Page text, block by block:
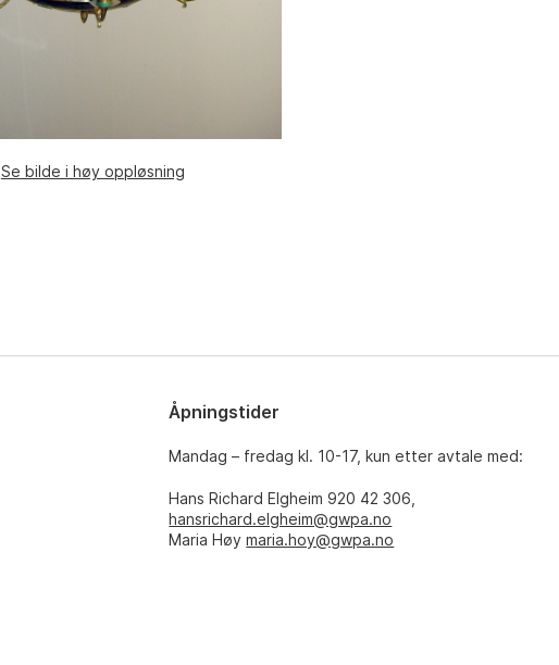
Se bilde i høy oppløsning
Åpningstider
Mandag – fredag kl. 10-17, kun etter avtale med:
Hans Richard Elgheim 920 42 306,
hansrichard.elgheim@gwpa.no
Maria Høymaria.hoy@gwpa.no